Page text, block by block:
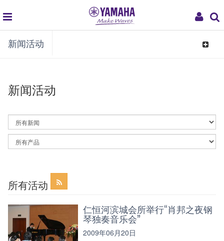
My
global
navigation
新闻活动
Toggle
新闻活动
By
News
Category
By
Article
所有活动
仁恒河滨城会所举行“肖邦之夜钢
琴独奏音乐会”
2009年06月20日